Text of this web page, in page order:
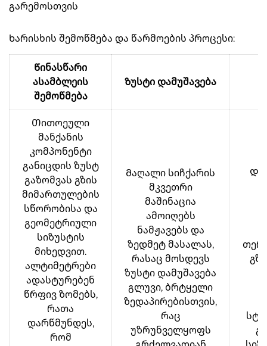
გარემოსთვის
Ხარისხის შემოწმება და წარმოების პროცესი:
Წინასწარი
ასამბლეის
შემოწმება
Ზუსტი დამუშავება
Თითოეული
მანქანის
კომპონენტი
განიცდის ზუსტ
გაზომვას გზის
მიმართულების
სწორობისა და
გეომეტრიული
სიზუსტის
მიხედვით.
ალტიმეტრები
ადასტურებენ
წრფივ ზომებს,
რათა
დარწმუნდეს,
რომ
Მაღალი სიჩქარის
მკვეთრი
მაშინაცია
ამოიღებს
ნამჟავებს და
ზედმეტ მასალას,
რასაც მოსდევს
ზუსტი დამუშავება
გლუვი, ბრტყელი
ზედაპირებისთვის,
რაც
უზრუნველყოფს